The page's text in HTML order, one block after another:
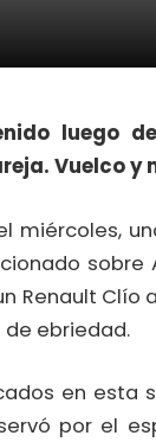
luego
Vuelco y
miércoles,
Renault Clío
ebriedad.
en esta
por el